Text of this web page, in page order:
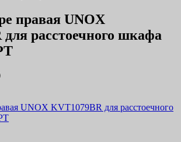
правая UNOX
расстоечного шкафа